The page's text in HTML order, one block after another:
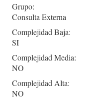
Grupo:
Consulta Externa
Complejidad Baja:
SI
Complejidad Media:
NO
Complejidad Alta:
NO